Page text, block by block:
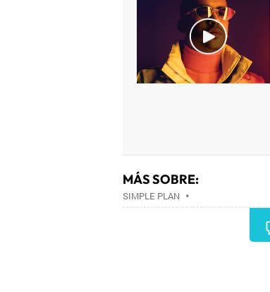
MÁS SOBRE:
SIMPLE PLAN •